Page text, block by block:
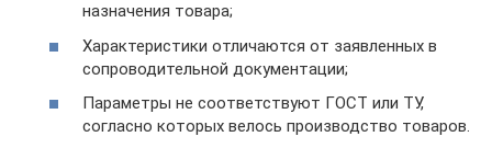
назначения товара;
Характеристики отличаются от заявленных в
сопроводительной документации;
Параметры не соответствуют ГОСТ или ТУ,
согласно которых велось производство товаров.